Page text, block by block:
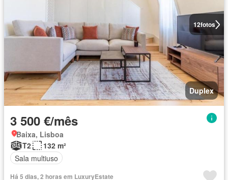
12fotos
Duplex
3 500 €/mês
Baixa, Lisboa
T2
132 m²
Sala multiuso
Há 5 dias, 2 horas em LuxuryEstate